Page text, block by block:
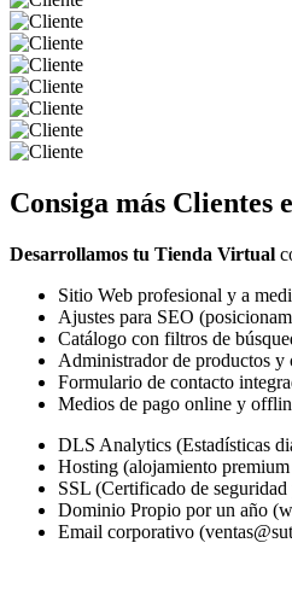
Consiga más Clientes
Desarrollamos tu Tienda Virtual
Sitio Web profesional y a
Ajustes para SEO
Catálogo con filtros de
Administrador de productos
Formulario de contacto
Medios de pago online y
DLS Analytics (Estadísticas
Hosting (alojamiento
SSL (Certificado de seguridad
Dominio Propio por un año
Email corporativo